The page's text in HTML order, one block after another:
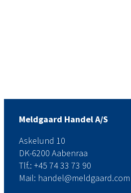
Meldgaard Handel A/S
Askelund 10
DK-6200 Aabenraa
Tlf.: +45 74 33 73 90
Mail: handel@meldgaard.com